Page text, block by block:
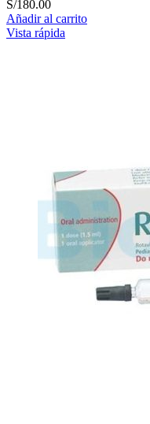
S/180.00
Añadir al carrito
Vista rápida